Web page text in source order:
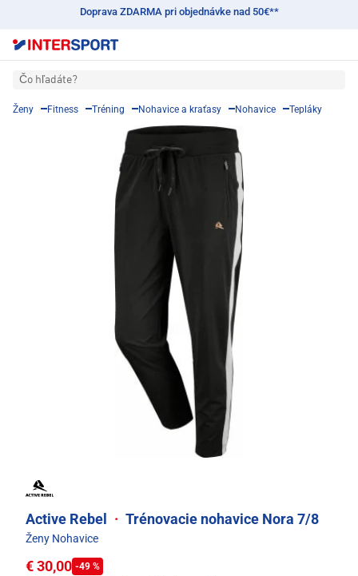
Doprava ZDARMA pri objednávke nad 50€**
Čo hľadáte?
Ženy Fitness Tréning Nohavice a kraťasy Nohavice Tepláky
Active Rebel · Trénovacie nohavice Nora 7/8
Ženy Nohavice
€ 30,00 -49 %